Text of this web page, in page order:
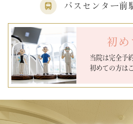
バスセンター
初め
当院は完全予
初めての方は